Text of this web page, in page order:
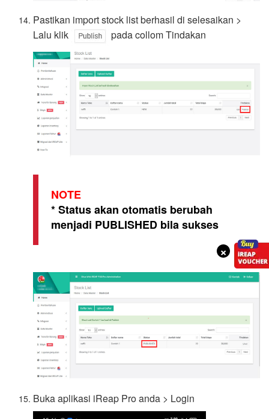
×
Pastikan import stock list berhasil di selesaikan >
Lalu klik
pada collom Tindakan
NOTE
* Status akan otomatis berubah
menjadi PUBLISHED bila sukses
Buka aplikasi iReap Pro anda > Login